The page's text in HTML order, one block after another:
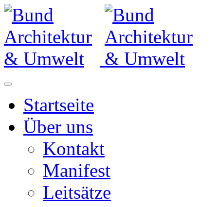
Startseite
Über uns
Kontakt
Manifest
Leitsätze